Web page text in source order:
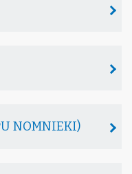
NOMNIEKI)